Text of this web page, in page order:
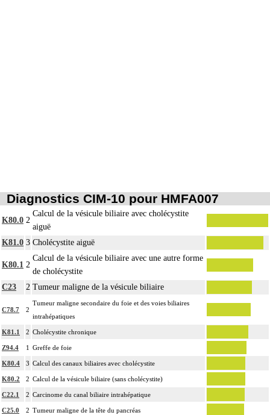
Diagnostics CIM-10 pour HMFA007
K80.0 2
Calcul de la vésicule biliaire avec cholécystite
aiguë
K81.0 3 Cholécystite aiguë
K80.1 2
Calcul de la vésicule biliaire avec une autre forme
de cholécystite
C23
2 Tumeur maligne de la vésicule biliaire
C78.7 2
Tumeur maligne secondaire du foie et des voies biliaires
intrahépatiques
K81.1 2 Cholécystite chronique
Z94.4 1 Greffe de foie
K80.4 3 Calcul des canaux biliaires avec cholécystite
K80.2 2 Calcul de la vésicule biliaire (sans cholécystite)
C22.1 2 Carcinome du canal biliaire intrahépatique
C25.0 2 Tumeur maligne de la tête du pancréas